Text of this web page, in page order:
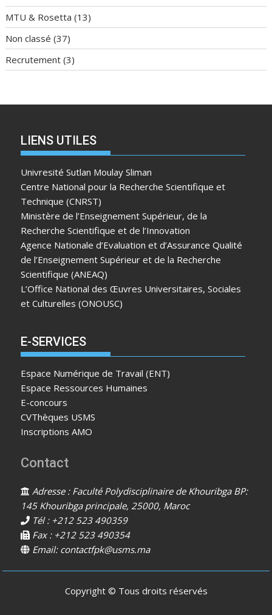
MTU & Rosetta (13)
Non classé (37)
Recrutement (3)
LIENS UTILES
Univresité Sutlan Moulay Sliman
Centre National pour la Recherche Scientifique et
Technique (CNRST)
Ministère de l’Enseignement Supérieur, de la
Recherche Scientifique et de l’Innovation
Agence Nationale d’Evaluation et d’Assurance Qualité
de l’Enseignement Supérieur et de la Recherche
Scientifique (ANEAQ)
L’Office National des Œuvres Universitaires, Sociales
et Culturelles (ONOUSC)
E-SERVICES
Espace Numérique de Travail (ENT)
Espace Ressources Humaines
E-concours
CVThèques USMS
Inscriptions AMO
Contact
Adresse : Faculté Polydisciplinaire de Khouribga BP:
145 Khouribga principale, 25000, Maroc
Tél : +212 523 490359
Fax : +212 523 490354
Email: contactfpk@usms.ma
Copyright © Tous droits réservés